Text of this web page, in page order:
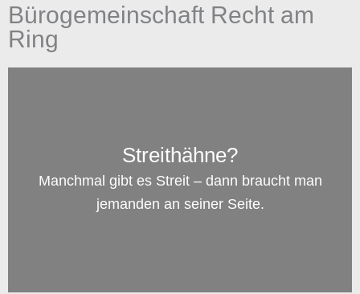
Bürogemeinschaft Recht am
Ring
Streithähne?
Manchmal gibt es Streit – dann braucht man
jemanden an seiner Seite.